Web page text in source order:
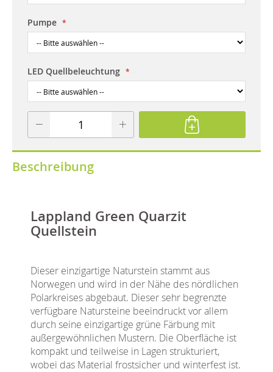
Pumpe
LED Quellbeleuchtung
Beschreibung
Lappland Green Quarzit
Quellstein
Dieser einzigartige Naturstein stammt aus
Norwegen und wird in der Nähe des nördlichen
Polarkreises abgebaut. Dieser sehr begrenzte
verfügbare Natursteine beeindruckt vor allem
durch seine einzigartige grüne Färbung mit
außergewöhnlichen Mustern. Die Oberfläche ist
kompakt und teilweise in Lagen strukturiert,
wobei das Material frostsicher und winterfest ist.